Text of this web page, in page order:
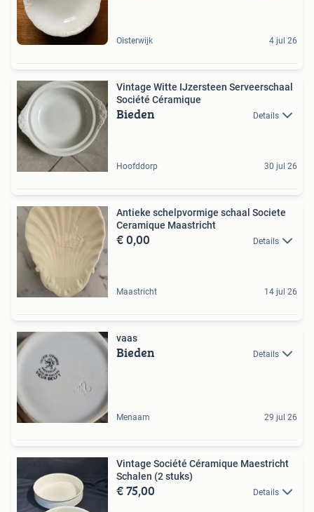
Oisterwijk 4 jul 26
Vintage Witte IJzersteen Serveerschaal
Société Céramique
Bieden Details
Hoofddorp 30 jul 26
Antieke schelpvormige schaal Societe
Ceramique Maastricht
€ 0,00 Details
Maastricht 14 jul 26
vaas
Bieden Details
Menaam 29 jul 26
Vintage Société Céramique Maestricht
Schalen (2 stuks)
€ 75,00 Details